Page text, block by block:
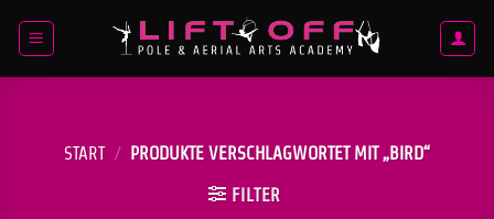
Inhalt
START / PRODUKTE VERSCHLAGWORTET MIT „BIRD“
FILTER